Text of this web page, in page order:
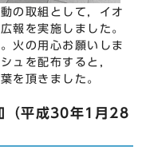
の取組として，イオ
報を実施しました。
火の用心お願いしま
ュを配布すると，
を頂きました。
（平成30年1月28